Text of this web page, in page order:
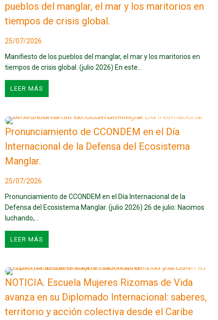
pueblos del manglar, el mar y los maritorios en
tiempos de crisis global.
25/07/2026
Manifiesto de los pueblos del manglar, el mar y los maritorios en
tiempos de crisis global. (julio 2026) En este…
LEER MÁS
Pronunciamiento de CCONDEM en el Día
Internacional de la Defensa del Ecosistema
Manglar.
25/07/2026
Pronunciamiento de CCONDEM en el Día Internacional de la
Defensa del Ecosistema Manglar. (julio 2026) 26 de julio: Nacimos
luchando,…
LEER MÁS
NOTICIA. Escuela Mujeres Rizomas de Vida
avanza en su Diplomado Internacional: saberes,
territorio y acción colectiva desde el Caribe